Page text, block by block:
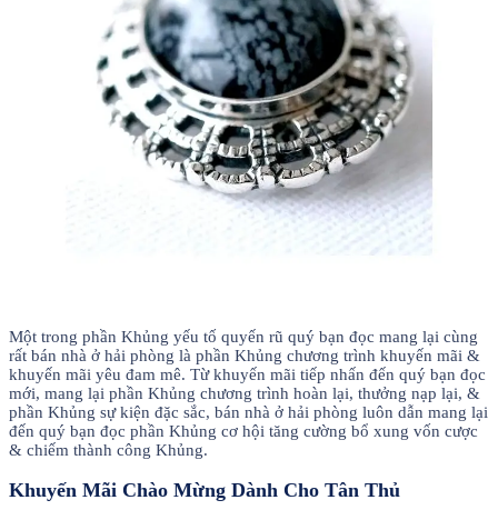
Một trong phần Khủng yếu tố quyến rũ quý bạn đọc mang lại cùng
rất bán nhà ở hải phòng là phần Khủng chương trình khuyến mãi &
khuyến mãi yêu đam mê. Từ khuyến mãi tiếp nhấn đến quý bạn đọc
mới, mang lại phần Khủng chương trình hoàn lại, thưởng nạp lại, &
phần Khủng sự kiện đặc sắc, bán nhà ở hải phòng luôn dẫn mang lại
đến quý bạn đọc phần Khủng cơ hội tăng cường bổ xung vốn cược
& chiếm thành công Khủng.
Khuyến Mãi Chào Mừng Dành Cho Tân Thủ